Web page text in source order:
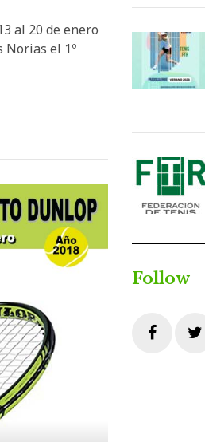
al 20 de enero
Norias el 1º
Follow